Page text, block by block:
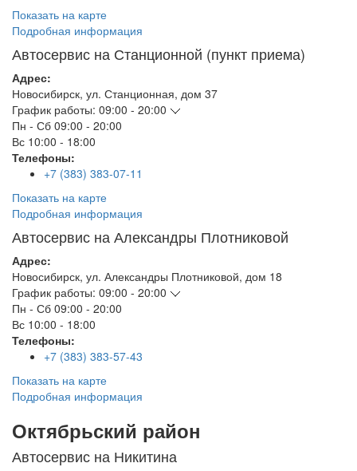
Показать на карте
Подробная информация
Автосервис на Станционной (пункт приема)
Адрес:
Новосибирск, ул. Станционная, дом 37
График работы: 09:00 - 20:00
Пн - Сб 09:00 - 20:00
Вс 10:00 - 18:00
Телефоны:
+7 (383) 383-07-11
Показать на карте
Подробная информация
Автосервис на Александры Плотниковой
Адрес:
Новосибирск, ул. Александры Плотниковой, дом 18
График работы: 09:00 - 20:00
Пн - Сб 09:00 - 20:00
Вс 10:00 - 18:00
Телефоны:
+7 (383) 383-57-43
Показать на карте
Подробная информация
Октябрьский район
Автосервис на Никитина